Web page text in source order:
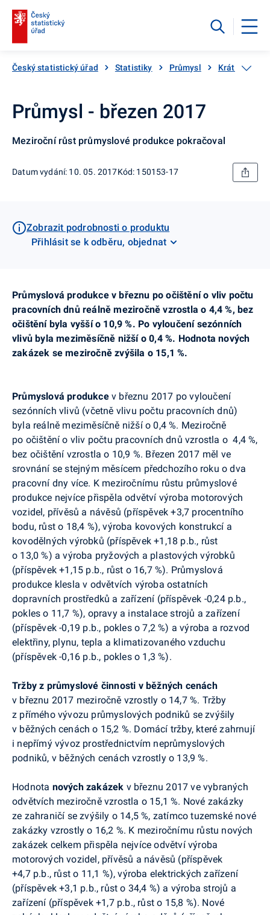
Český statistický úřad Statistiky Průmysl Krátkodobé
Průmysl - březen 2017
Meziroční růst průmyslové produkce pokračoval
Datum vydání: 10. 05. 2017Kód: 150153-17
Zobrazit podrobnosti o produktu
Přihlásit se k odběru, objednat
Průmyslová produkce v březnu po očištění o vliv počtu
pracovních dnů reálně meziročně vzrostla o 4,4 %, bez
očištění byla vyšší o 10,9 %. Po vyloučení sezónních
vlivů byla meziměsíčně nižší o 0,4 %. Hodnota nových
zakázek se meziročně zvýšila o 15,1 %.
Průmyslová produkcev březnu 2017 po vyloučení
sezónních vlivů (včetně vlivu počtu pracovních dnů)
byla reálně meziměsíčně nižší o 0,4 %. Meziročně
po očištění o vliv počtu pracovních dnů vzrostla o 4,4 %,
bez očištění vzrostla o 10,9 %. Březen 2017 měl ve
srovnání se stejným měsícem předchozího roku o dva
pracovní dny více. K meziročnímu růstu průmyslové
produkce nejvíce přispěla odvětvívýroba motorových
vozidel, přívěsů a návěsů (příspěvek +3,7 procentního
bodu, růst o 18,4 %), výroba kovových konstrukcí a
kovodělných výrobků (příspěvek +1,18 p.b., růst
o 13,0 %) a výroba pryžových a plastových výrobků
(příspěvek +1,15 p.b., růst o 16,7 %). Průmyslová
produkce klesla v odvětvích výroba ostatních
dopravních prostředků a zařízení (příspěvek -0,24 p.b.,
pokles o 11,7 %), opravy a instalace strojů a zařízení
(příspěvek -0,19 p.b., pokles o 7,2 %) a výroba a rozvod
elektřiny, plynu, tepla a klimatizovaného vzduchu
(příspěvek -0,16 p.b., pokles o 1,3 %).
Tržby z průmyslové činnosti v běžných cenách
v březnu 2017 meziročně vzrostly o 14,7 %. Tržby
z přímého vývozu průmyslových podniků se zvýšily
v běžných cenách o 15,2 %. Domácí tržby, které zahrnují
i nepřímý vývoz prostřednictvím neprůmyslových
podniků, v běžných cenách vzrostly o 13,9 %.
Hodnota nových zakázek v březnu 2017 ve vybraných
odvětvích meziročně vzrostla o 15,1 %. Nové zakázky
ze zahraničí se zvýšily o 14,5 %, zatímco tuzemské nové
zakázky vzrostly o 16,2 %. K meziročnímu růstu nových
zakázek celkem přispěla nejvíce odvětvívýroba
motorových vozidel, přívěsů a návěsů (příspěvek
+4,7 p.b., růst o 11,1 %), výroba elektrických zařízení
(příspěvek +3,1 p.b., růst o 34,4 %) a výroba strojů a
zařízení (příspěvek +1,7 p.b., růst o 15,8 %). Nové